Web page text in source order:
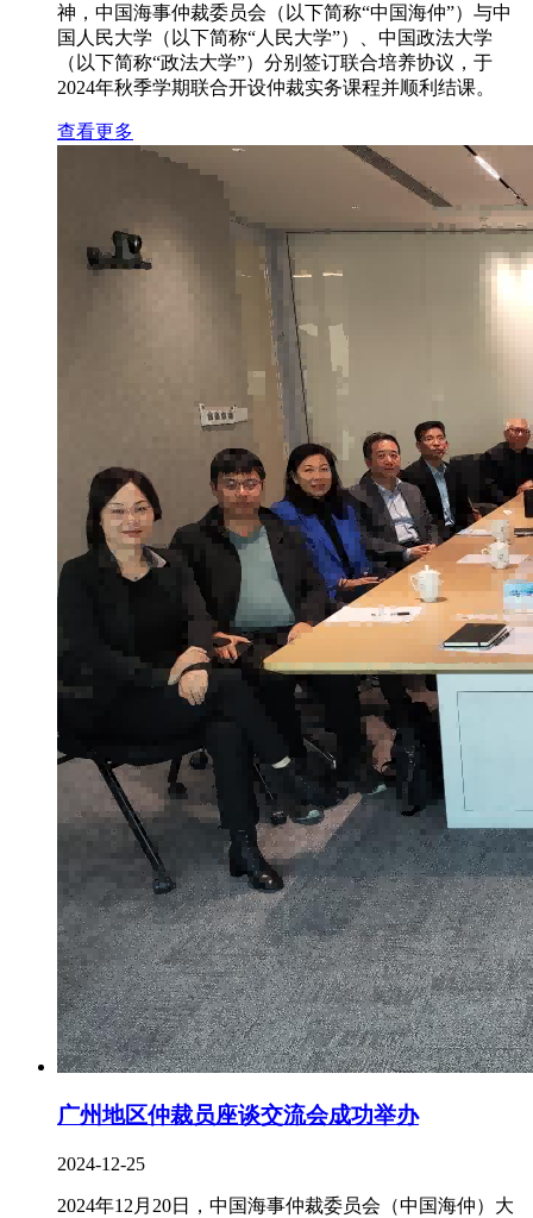
神，中国海事仲裁委员会（以下简称“中国海仲”）与中
国人民大学（以下简称“人民大学”）、中国政法大学
（以下简称“政法大学”）分别签订联合培养协议，于
2024年秋季学期联合开设仲裁实务课程并顺利结课。
查看更多
广州地区仲裁员座谈交流会成功举办
2024-12-25
2024年12月20日，中国海事仲裁委员会（中国海仲）大